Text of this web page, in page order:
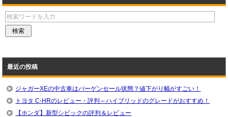
最近の投稿
ジャガーXEの中古車はバーゲンセール状態？値下がり幅がすごい！
トヨタ C-HRのレビュー・評判～ハイブリッドのグレードがおすすめ！
【ホンダ】新型シビックの評判＆レビュー